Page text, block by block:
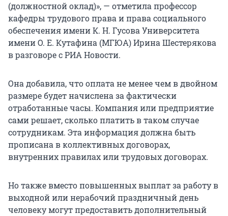
(должностной оклад)», — отметила профессор
кафедры трудового права и права социального
обеспечения имени К. Н. Гусова Университета
имени О. Е. Кутафина (МГЮА) Ирина Шестерякова
в разговоре с РИА Новости.
Она добавила, что оплата не менее чем в двойном
размере будет начислена за фактически
отработанные часы. Компания или предприятие
сами решает, сколько платить в таком случае
сотрудникам. Эта информация должна быть
прописана в коллективных договорах,
внутренних правилах или трудовых договорах.
Но также вместо повышенных выплат за работу в
выходной или нерабочий праздничный день
человеку могут предоставить дополнительный